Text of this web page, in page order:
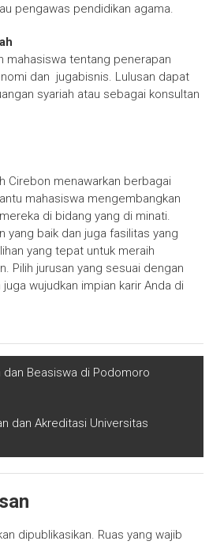
pengawas pendidikan agama.
mahasiswa tentang penerapan
dan jugabisnis. Lulusan dapat
syariah atau sebagai konsultan
Cirebon menawarkan berbagai
mahasiswa mengembangkan
di bidang yang di minati.
yang baik dan juga fasilitas yang
yang tepat untuk meraih
Pilih jurusan yang sesuai dengan
wujudkan impian karir Anda di
dan Beasiswa di Podomoro
dan Akreditasi Universitas
dipublikasikan. Ruas yang wajib